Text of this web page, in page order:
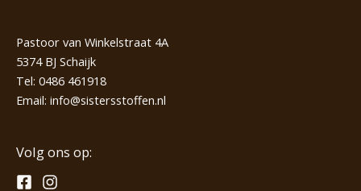
Pastoor van Winkelstraat 4A
5374 BJ Schaijk
Tel: 0486 461918
Email: info@sistersstoffen.nl
Volg ons op: